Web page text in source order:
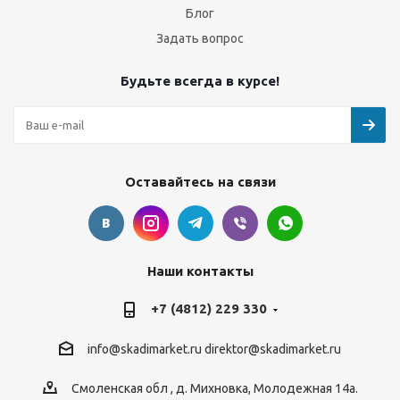
Блог
Задать вопрос
Будьте всегда в курсе!
Оставайтесь на связи
Наши контакты
+7 (4812) 229 330
info@skadimarket.ru direktor@skadimarket.ru
Смоленская обл , д. Михновка, Молодежная 14а.